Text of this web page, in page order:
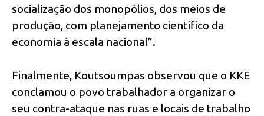
socialização dos monopólios, dos meios de
produção, com planejamento científico da
economia à escala nacional”.
Finalmente, Koutsoumpas observou que o KKE
conclamou o povo trabalhador a organizar o
seu contra-ataque nas ruas e locais de trabalho